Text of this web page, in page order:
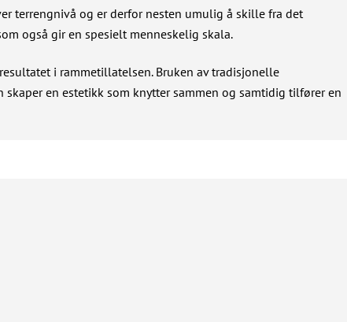
terrengnivå og er derfor nesten umulig å skille fra det
også gir en spesielt menneskelig skala.
i rammetillatelsen. Bruken av tradisjonelle
en estetikk som knytter sammen og samtidig tilfører en